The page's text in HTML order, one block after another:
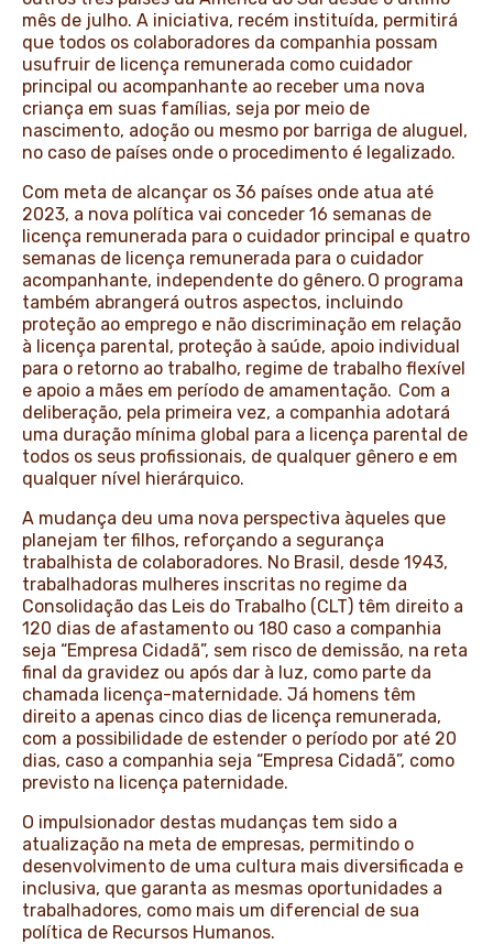
mês de julho. A iniciativa, recém instituída, permitirá
que todos os colaboradores da companhia possam
usufruir de licença remunerada como cuidador
principal ou acompanhante ao receber uma nova
criança em suas famílias, seja por meio de
nascimento, adoção ou mesmo por barriga de aluguel,
no caso de países onde o procedimento é legalizado.
Com meta de alcançar os 36 países onde atua até
2023, a nova política vai conceder 16 semanas de
licença remunerada para o cuidador principal e quatro
semanas de licença remunerada para o cuidador
acompanhante, independente do gênero. O programa
também abrangerá outros aspectos, incluindo
proteção ao emprego e não discriminação em relação
à licença parental, proteção à saúde, apoio individual
para o retorno ao trabalho, regime de trabalho flexível
e apoio a mães em período de amamentação. Com a
deliberação, pela primeira vez, a companhia adotará
uma duração mínima global para a licença parental de
todos os seus profissionais, de qualquer gênero e em
qualquer nível hierárquico.
A mudança deu uma nova perspectiva àqueles que
planejam ter filhos, reforçando a segurança
trabalhista de colaboradores. No Brasil, desde 1943,
trabalhadoras mulheres inscritas no regime da
Consolidação das Leis do Trabalho (CLT) têm direito a
120 dias de afastamento ou 180 caso a companhia
seja “Empresa Cidadã”, sem risco de demissão, na reta
final da gravidez ou após dar à luz, como parte da
chamada licença-maternidade. Já homens têm
direito a apenas cinco dias de licença remunerada,
com a possibilidade de estender o período por até 20
dias, caso a companhia seja “Empresa Cidadã”, como
previsto na licença paternidade.
O impulsionador destas mudanças tem sido a
atualização na meta de empresas, permitindo o
desenvolvimento de uma cultura mais diversificada e
inclusiva, que garanta as mesmas oportunidades a
trabalhadores, como mais um diferencial de sua
política de Recursos Humanos.